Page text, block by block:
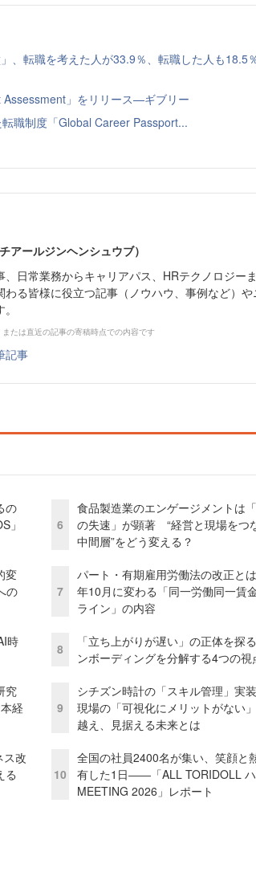
、転職を考えた人が33.9％、転職した人も18.5
」をリリース—ギブリー
職制度「Global Career Passport...
アールジンヘンシュウブ）
日常業務からキャリアパス、HRテクノロジーま
る皆様に役立つ記事（ノウハウ、事例など）や
たは直近の記事の寄稿時点での内容です
記事
の
」
変
の
時
究
経
改
る
6
食品製造業のエンゲージメントは
の失速」が顕著 “経営と現場をつ
中間層”をどう変える？
7
パート・有期雇用労働法の改正と
年10月に変わる「同一労働同一賃
ライン」の内容
8
「立ち上がりが遅い」の正体を
ンボーディングを分解する4つの視
9
シチズン時計の「スキル管理」
現場の「可視化にメリットがない
越え、見据える未来とは
10
全国の社員2400名が集い、笑顔と
有した1日――「ALL TORIDOLL
MEETING 2026」レポート